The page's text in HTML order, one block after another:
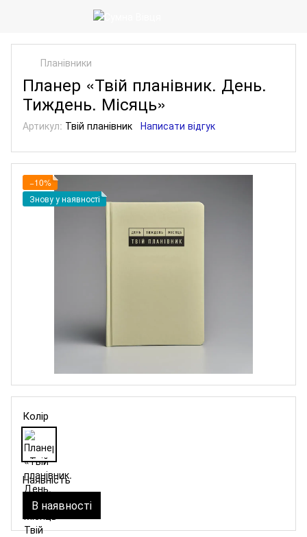
Планівники
Планер «Твій планівник. День.
Тиждень. Місяць»
Артикул: Твій планівник Написати відгук
−10%
Знову у наявності
Колір
Наявність
В наявності